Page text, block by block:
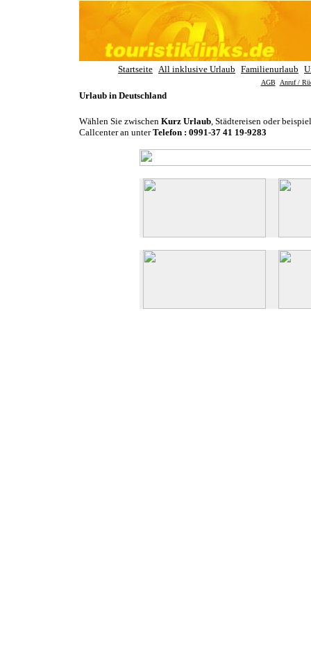
Startseite All inklusive Urlaub Familienurlaub
AGB Anruf /
Urlaub in Deutschland
Wählen Sie zwischen Kurz Urlaub, Städtereisen oder
Callcenter an unterTelefon : 0991-37 41 19-9283